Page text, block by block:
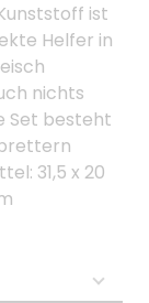
ist
Helfer in
nichts
Set besteht
31,5 x 20